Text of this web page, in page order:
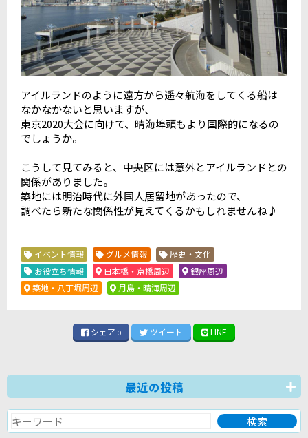
アイルランドのように遠方から遥々航海をしてくる船は
なかなかないと思いますが、
東京2020大会に向けて、晴海埠頭もより国際的になるの
でしょうか。
こうして見てみると、中央区には意外とアイルランドとの
関係がありました。
築地には明治時代に外国人居留地があったので、
調べたら新たな関係性が見えてくるかもしれませんね♪
イベント情報 グルメ情報
歴史・文化
お役立ち情報
日本橋・京橋周辺
銀座周辺
築地・八丁堀周辺
月島・晴海周辺
シェア 0 ツイート LINE
最近の投稿